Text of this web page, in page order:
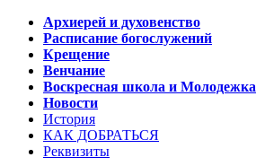
Архиерей и духовенство
Расписание богослужений
Крещение
Венчание
Воскресная школа и Молодежка
Новости
История
КАК ДОБРАТЬСЯ
Реквизиты